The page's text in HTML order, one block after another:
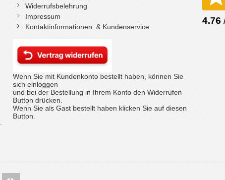
Widerrufsbelehrung
Impressum
Kontaktinformationen & Kundenservice
Wenn Sie mit Kundenkonto bestellt haben, können Sie
sich einloggen
und bei der Bestellung in Ihrem Konto den Widerrufen
Button drücken.
Wenn Sie als Gast bestellt haben klicken Sie auf diesen
Button.